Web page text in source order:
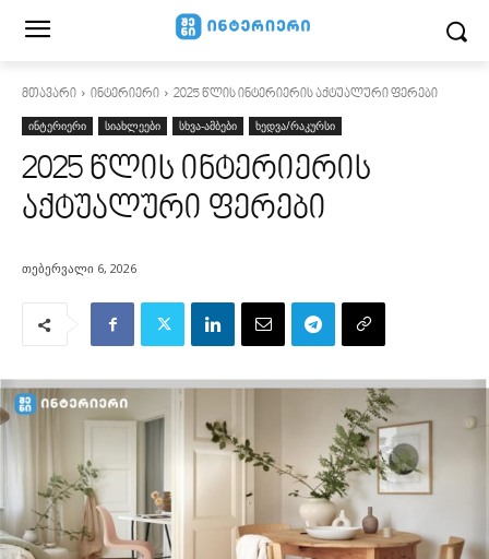
მთავარი ინტერიერი 2025 წლის ინტერიერის აქტუალური ფერები
ინტერიერი სიახლეები სხვა-ამბები ხედვა/რაკურსი
2025 წლის ინტერიერის
აქტუალური ფერები
თებერვალი 6, 2026